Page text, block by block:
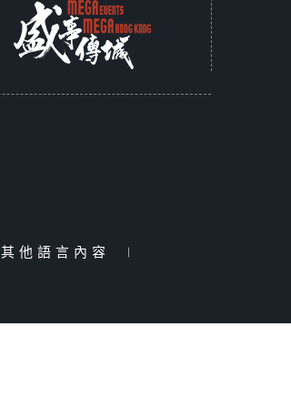
其他語言內容 |